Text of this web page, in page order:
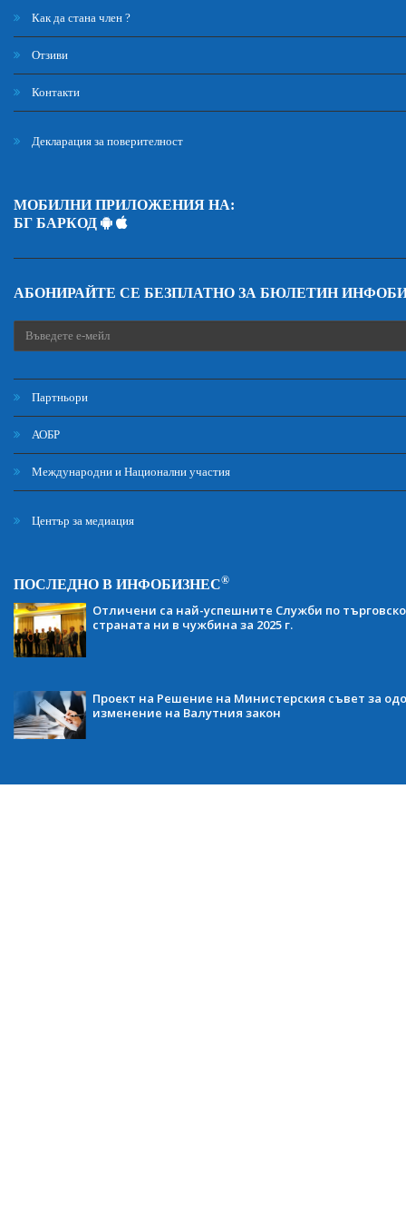
Как да стана член ?
Отзиви
Контакти
Декларация за поверителност
МОБИЛНИ ПРИЛОЖЕНИЯ НА:
БГ БАРКОД
АБОНИРАЙТЕ СЕ БЕЗПЛАТНО ЗА БЮЛЕТИН
Партньори
АОБР
Международни и Национални участия
Център за медиация
ПОСЛЕДНО В ИНФОБИЗНЕС®
Отличени са най-успешните Служби по
страната ни в чужбина за 2025 г.
Проект на Решение на Министерския съвет за
изменение на Валутния закон